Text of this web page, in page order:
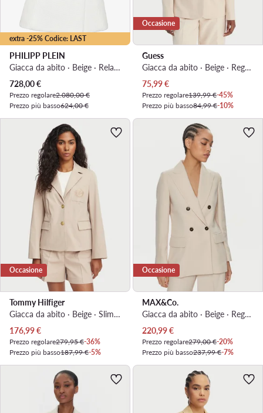
extra -25% Codice: LAST
PHILIPP PLEIN
Giacca da abito · Beige · Relaxed Fit
Prezzo attuale
728,00€
Prezzo regolare2.080,00 €
Prezzo più basso624,00 €
Occasione
Guess
Giacca da abito · Beige · Regular Fit
Prezzo attuale
75,99€
Prezzo regolare139,99 €-45%
Prezzo più basso84,99 €-10%
Occasione
Tommy Hilfiger
Giacca da abito · Beige · Slim Fit
Prezzo attuale
176,99€
Prezzo regolare279,95 €-36%
Prezzo più basso187,99 €-5%
Occasione
MAX&Co.
Giacca da abito · Beige · Regular Fit
Prezzo attuale
220,99€
Prezzo regolare279,00 €-20%
Prezzo più basso237,99 €-7%